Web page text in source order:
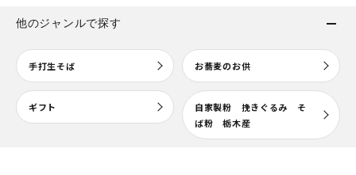
生そば
お蕎麦のお供
ギフト
他のジャンルで探す
手打生そば お蕎麦のお供
ギフト
自家製粉 挽きぐるみ そ
ば粉 栃木産